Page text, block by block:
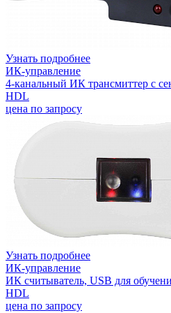
Узнать подробнее
ИК-управление
4-канальный ИК трансмиттер с
HDL
цена по запросу
Узнать подробнее
ИК-управление
ИК считыватель, USB для
HDL
цена по запросу